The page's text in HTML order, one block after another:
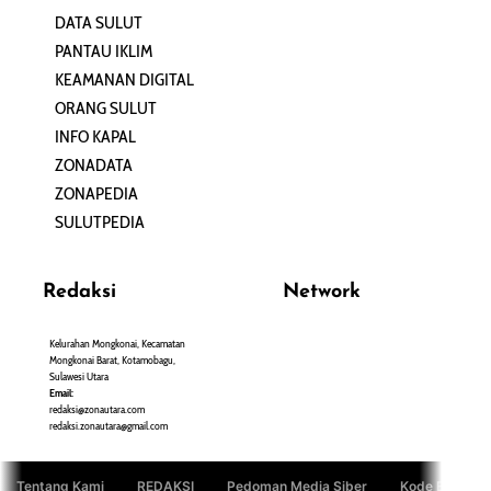
DATA SULUT
PANTAU IKLIM
KEAMANAN DIGITAL
ORANG SULUT
INFO KAPAL
ZONADATA
ZONAPEDIA
SULUTPEDIA
Redaksi
Kelurahan Mongkonai, Kecamatan
Mongkonai Barat, Kotamobagu,
Sulawesi Utara
Email:
redaksi@zonautara.com
redaksi.zonautara@gmail.com
Network
Tentang Kami REDAKSI Pedoman Media Siber Kode Etik